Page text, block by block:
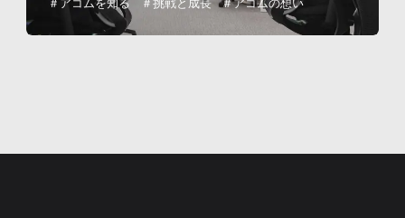
＃アコムを知る ＃挑戦と成長 ＃アコムの想い